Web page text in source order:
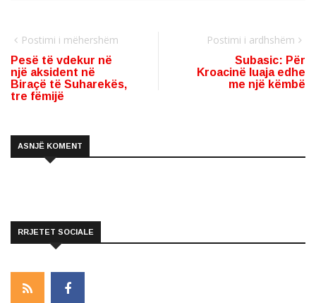
Postimi i mëhershëm
Pesë të vdekur në
një aksident në
Biraçë të Suharekës,
tre fëmijë
Postimi i ardhshëm
Subasic: Për
Kroacinë luaja edhe
me një këmbë
ASNJË KOMENT
RRJETET SOCIALE